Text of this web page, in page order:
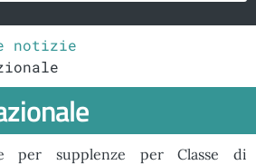
notizie
per supplenze per Classe di